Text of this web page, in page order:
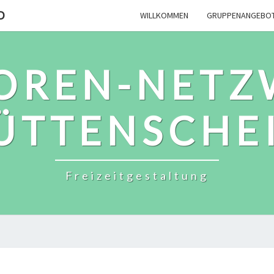
WILLKOMMEN
Freizeitgestaltung